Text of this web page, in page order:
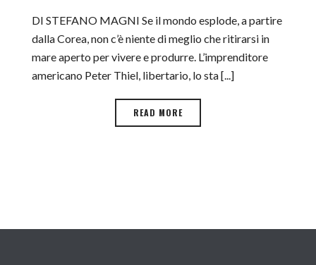
DI STEFANO MAGNI Se il mondo esplode, a partire
dalla Corea, non c’è niente di meglio che ritirarsi in
mare aperto per vivere e produrre. L’imprenditore
americano Peter Thiel, libertario, lo sta [...]
READ MORE